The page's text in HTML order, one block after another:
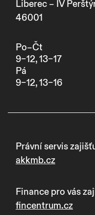
Liberec – IV
46001
Po–Čt
9–12, 13–17
Pá
9–12, 13–16
Právní servis
akkmb.cz
Finance pro vás
fincentrum.cz